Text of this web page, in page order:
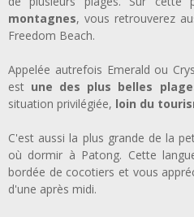
montagnes, vous retrouverez
Freedom Beach.
Appelée autrefois Emerald ou
est une des plus belles
situation privilégiée, loin du
C'est aussi la plus grande de la
où dormir à Patong. Cette
bordée de cocotiers et vous
d'une après midi.